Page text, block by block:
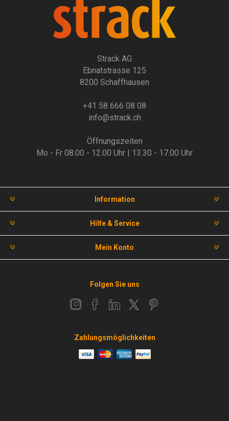
Strack AG
Ebnatstrasse 125
8200 Schaffhausen
+41 58 666 08 08
info@strack.ch
Öffnungszeiten
Mo - Fr 08.00 - 12.00 Uhr | 13.30 - 17.00 Uhr
Information
Hilfe & Service
Mein Konto
Folgen Sie uns
Zahlungsmöglichkeiten